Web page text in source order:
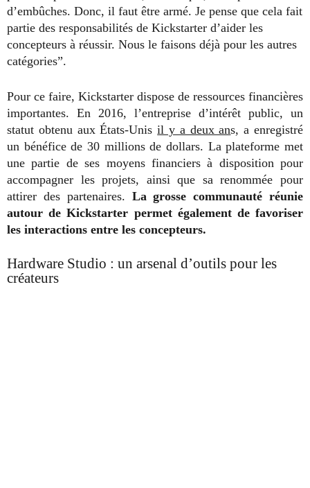
d’embûches. Donc, il faut être armé. Je pense que cela fait
partie des responsabilités de Kickstarter d’aider les
concepteurs à réussir. Nous le faisons déjà pour les autres
catégories”.
Pour ce faire, Kickstarter dispose de ressources financières
importantes. En 2016, l’entreprise d’intérêt public, un
statut obtenu aux États-Unisil y a deux ans, a enregistré
un bénéfice de 30 millions de dollars. La plateforme met
une partie de ses moyens financiers à disposition pour
accompagner les projets, ainsi que sa renommée pour
attirer des partenaires. La grosse communauté réunie
autour de Kickstarter permet également de favoriser
les interactions entre les concepteurs.
Hardware Studio : un arsenal d’outils pour les
créateurs